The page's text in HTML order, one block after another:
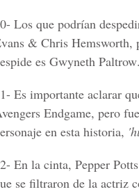
Los que podrían
& Chris Hemsworth,
es Gwyneth Paltrow.
Es importante aclarar
Endgame, pero
en esta historia,
En la cinta, Pepper Potts
se filtraron de la actriz